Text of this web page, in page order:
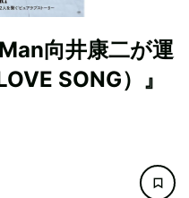
向井康二が運
SONG）』